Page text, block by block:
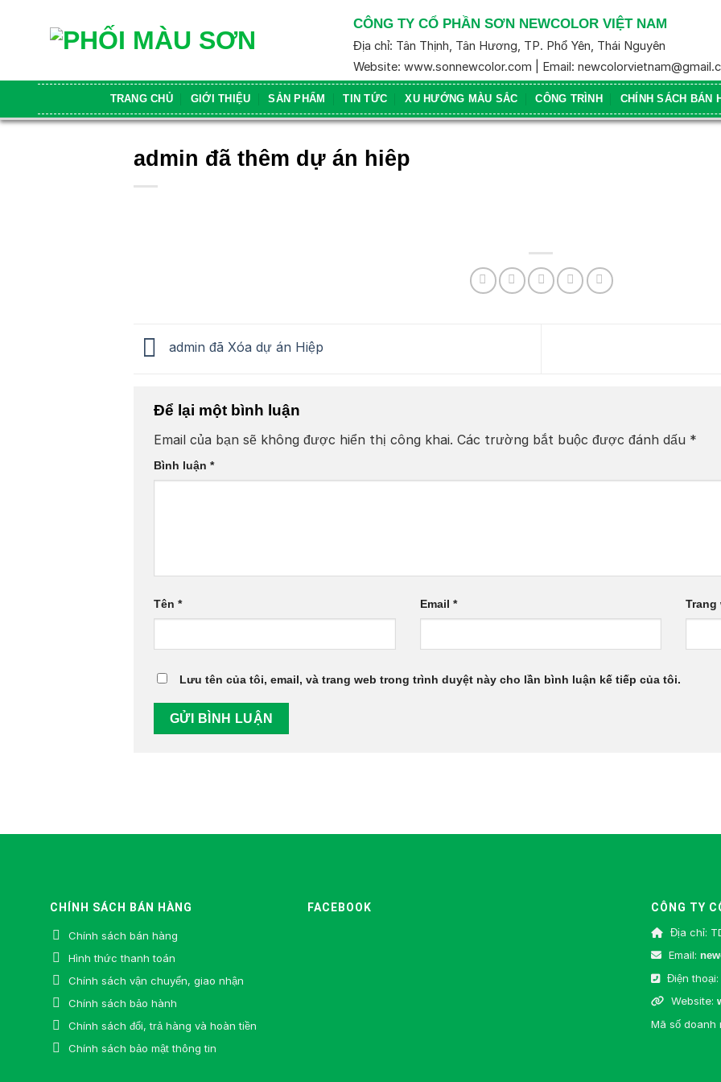
CÔNG TY CỔ PHẦN SƠN NEWCOLOR VIỆT NAM
Địa chỉ: Tân Thịnh, Tân Hương, TP. Phổ Yên, Thái Nguyên
Website: www.sonnewcolor.com | Email:
TRANG CHỦ GIỚI THIỆU SẢN PHẨM TIN TỨC XU HƯỚNG MÀU SẮC CÔNG TRÌNH CHÍNH SÁCH BÁN
admin đã thêm dự án hiêp
admin đã Xóa dự án Hiệp
Để lại một bình luận
Email của bạn sẽ không được hiển thị công khai. Các trường bắt buộc được đánh dấu *
Bình luận*
Tên* Email * Trang
Lưu tên của tôi, email, và trang web trong trình duyệt này cho lần bình luận kế tiếp của tôi.
CHÍNH SÁCH BÁN HÀNG
Chính sách bán hàng
Hình thức thanh toán
Chính sách vận chuyển, giao nhận
Chính sách bảo hành
Chính sách đổi, trả hàng và hoàn tiền
Chính sách bảo mật thông tin
FACEBOOK
CÔNG TY
Địa chỉ:
Email:
Điện thoại:
Website:
Mã số doanh